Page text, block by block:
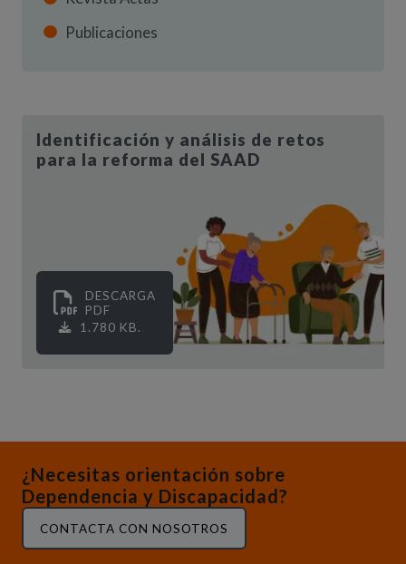
Publicaciones
Identificación y análisis de retos
para la reforma del SAAD
DESCARGA
PDF
1.780 KB.
¿Necesitas orientación sobre
Dependencia y Discapacidad?
CONTACTA CON NOSOTROS